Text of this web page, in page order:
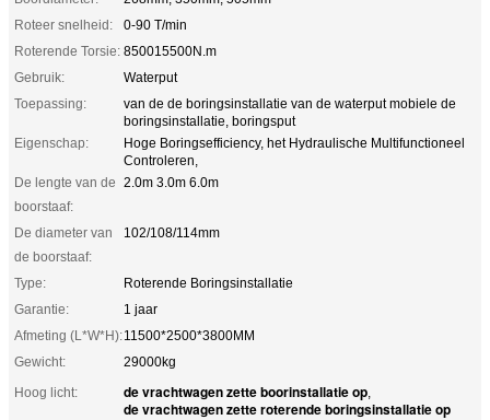
Roteer snelheid:
0-90 T/min
Roterende Torsie: 850015500N.m
Gebruik:
Waterput
Toepassing:
van de de boringsinstallatie van de waterput mobiele de
boringsinstallatie, boringsput
Eigenschap:
Hoge Boringsefficiency, het Hydraulische Multifunctioneel
Controleren,
De lengte van de
boorstaaf:
2.0m 3.0m 6.0m
De diameter van
de boorstaaf:
102/108/114mm
Type:
Roterende Boringsinstallatie
Garantie:
1 jaar
Afmeting (L*W*H):11500*2500*3800MM
Gewicht:
29000kg
Hoog licht:
de vrachtwagen zette boorinstallatie op,
de vrachtwagen zette roterende boringsinstallatie op